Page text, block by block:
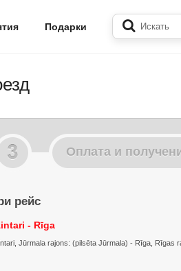
Подарки
Оплата и
рейс
- Rīga
Jūrmala rajons: (pilsēta Jūrmala) - Rīga, Rīgas